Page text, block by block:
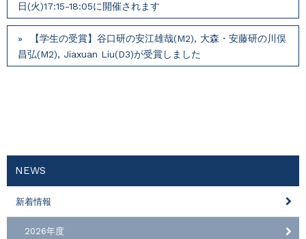
⽇(火)17:15-18:05に開催されます
【学生の受賞】谷口研の安江雄哉(M2), 大森・安藤研の川俣
昌弘(M2), Jiaxuan Liu(D3)が受賞しました
NEWS
新着情報
2026年度